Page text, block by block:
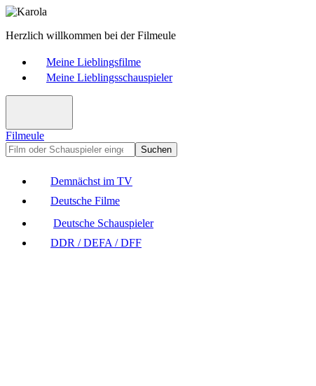
Herzlich willkommen bei der Filmeule
Meine Lieblingsfilme
Meine Lieblingsschauspieler
Filmeule
Suchen
Demnächst im TV
Deutsche Filme
Deutsche Schauspieler
DDR / DEFA / DFF